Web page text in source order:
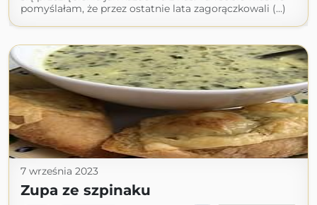
pomyślałam, że przez ostatnie lata zagorączkowali (...)
7 września 2023
Zupa ze szpinaku